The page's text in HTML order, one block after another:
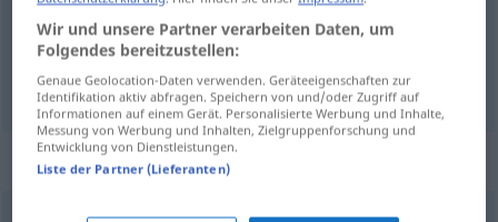
oportunidadef Gelegenheit
Beispielsätze für "Gelegenheit"
Wir und unsere Partner verarbeiten Daten, um
Folgendes bereitzustellen:
Genaue Geolocation-Daten verwenden. Geräteeigenschaften zur
Identifikation aktiv abfragen. Speichern von und/oder Zugriff auf
Informationen auf einem Gerät. Personalisierte Werbung und Inhalte,
Messung von Werbung und Inhalten, Zielgruppenforschung und
Entwicklung von Dienstleistungen.
Liste der Partner (Lieferanten)